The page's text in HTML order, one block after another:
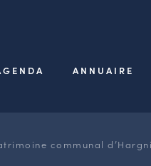
ANNUAIRE
communal